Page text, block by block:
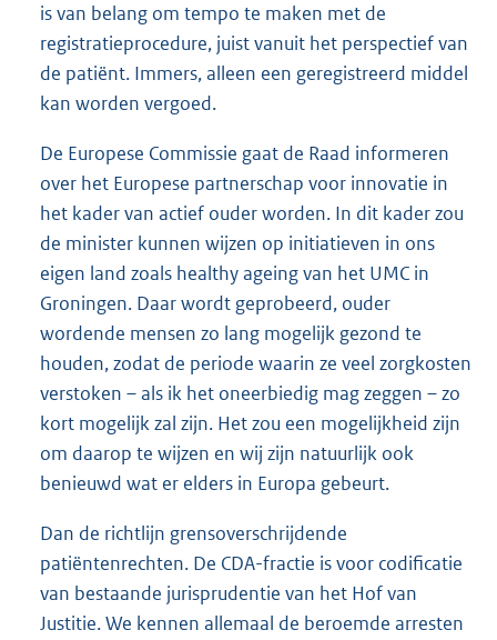
is van belang om tempo te maken met de
registratieprocedure, juist vanuit het perspectief van
de patiënt. Immers, alleen een geregistreerd middel
kan worden vergoed.
De Europese Commissie gaat de Raad informeren
over het Europese partnerschap voor innovatie in
het kader van actief ouder worden. In dit kader zou
de minister kunnen wijzen op initiatieven in ons
eigen land zoals healthy ageing van het UMC in
Groningen. Daar wordt geprobeerd, ouder
wordende mensen zo lang mogelijk gezond te
houden, zodat de periode waarin ze veel zorgkosten
verstoken – als ik het oneerbiedig mag zeggen – zo
kort mogelijk zal zijn. Het zou een mogelijkheid zijn
om daarop te wijzen en wij zijn natuurlijk ook
benieuwd wat er elders in Europa gebeurt.
Dan de richtlijn grensoverschrijdende
patiëntenrechten. De CDA-fractie is voor codificatie
van bestaande jurisprudentie van het Hof van
Justitie. We kennen allemaal de beroemde arresten